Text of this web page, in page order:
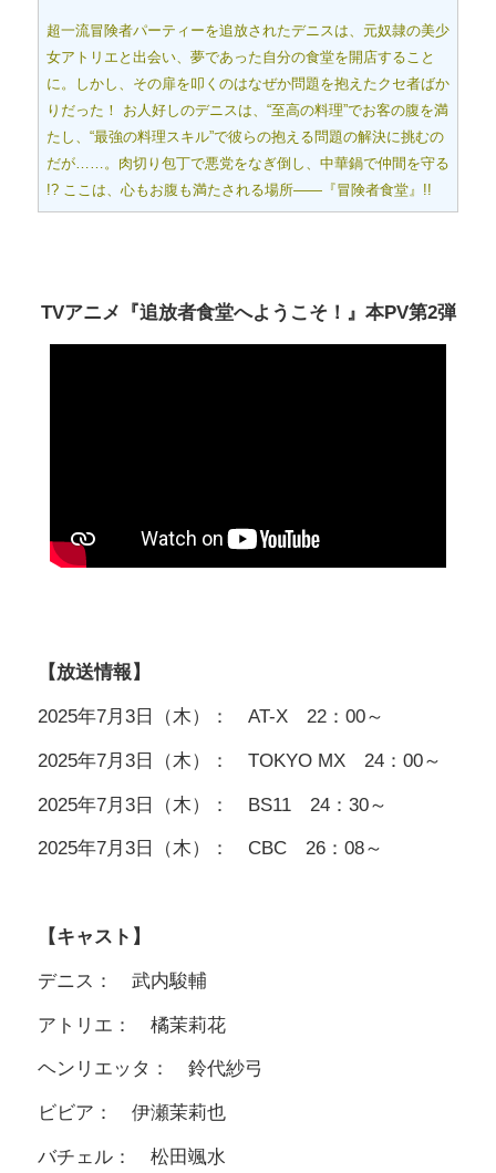
超一流冒険者パーティーを追放されたデニスは、元奴隷の美少
女アトリエと出会い、夢であった自分の食堂を開店すること
に。しかし、その扉を叩くのはなぜか問題を抱えたクセ者ばか
りだった！ お人好しのデニスは、“至高の料理”でお客の腹を満
たし、“最強の料理スキル”で彼らの抱える問題の解決に挑むの
だが……。肉切り包丁で悪党をなぎ倒し、中華鍋で仲間を守る
!? ここは、心もお腹も満たされる場所――『冒険者食堂』!!
TVアニメ『追放者食堂へようこそ！』本PV第2弾
【放送情報】
2025年7月3日（木）： AT-X 22：00～
2025年7月3日（木）： TOKYO MX 24：00～
2025年7月3日（木）： BS11 24：30～
2025年7月3日（木）： CBC 26：08～
【キャスト】
デニス： 武内駿輔
アトリエ： 橘茉莉花
ヘンリエッタ： 鈴代紗弓
ビビア： 伊瀬茉莉也
バチェル： 松田颯水